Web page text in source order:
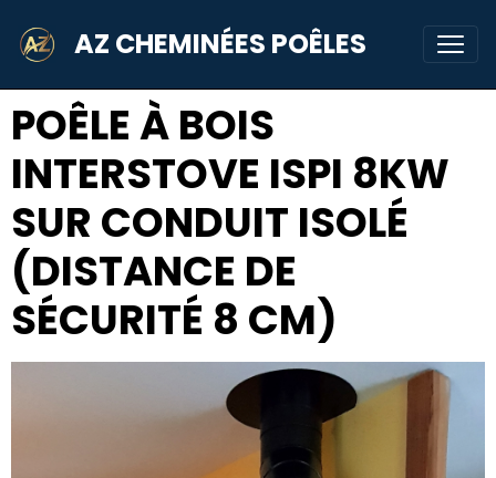
AZ CHEMINÉES POÊLES
POÊLE À BOIS
INTERSTOVE ISPI 8KW
SUR CONDUIT ISOLÉ
(DISTANCE DE
SÉCURITÉ 8 CM)